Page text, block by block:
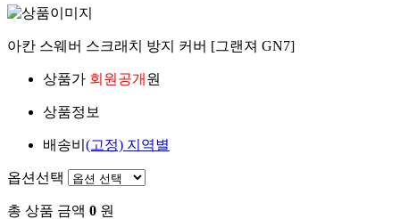
아칸 스웨버 스크래치 방지 커버 [그랜져 GN7]
상품가 회원공개 원
상품정보
배송비 (고정) 지역별
옵션선택
총 상품 금액 0 원